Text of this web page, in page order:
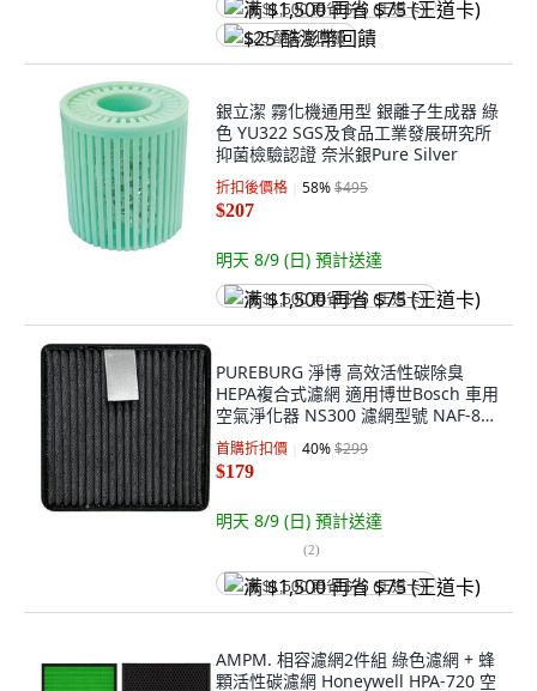
满 $1,500 再省 $75 (王道卡)
$25 酷澎幣回饋
銀立潔 霧化機通用型 銀離子生成器 綠
色 YU322 SGS及食品工業發展研究所
抑菌檢驗認證 奈米銀Pure Silver
折扣後價格 58%$495
$207
明天 8/9 (日) 預計送達
满 $1,500 再省 $75 (王道卡)
PUREBURG 淨博 高效活性碳除臭
HEPA複合式濾網 適用博世Bosch 車用
空氣淨化器 NS300 濾網型號 NAF-80,
1個, BS-AF80-01
首購折扣價 40%$299
$179
明天 8/9 (日) 預計送達
(2)
满 $1,500 再省 $75 (王道卡)
AMPM. 相容濾網2件組 綠色濾網 + 蜂
顆活性碳濾網 Honeywell HPA-720 空